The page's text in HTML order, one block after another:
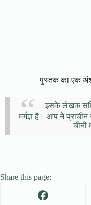
पुस्तक का एक अंश
इसके लेखक
मर्मज्ञ है। आप ने प्राचीन
चीनी
Share this page: